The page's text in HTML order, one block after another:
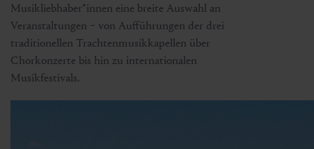
Musikliebhaber*innen eine breite Auswahl an
Veranstaltungen − von Aufführungen der drei
traditionellen Trachtenmusikkapellen über
Chorkonzerte bis hin zu internationalen
Musikfestivals.